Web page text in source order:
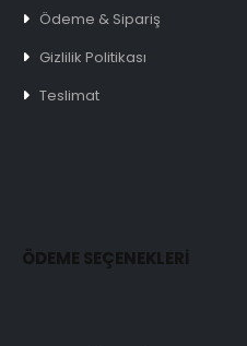
Ödeme & Sipariş
Gizlilik Politikası
Teslimat
ÖDEME SEÇENEKLERİ